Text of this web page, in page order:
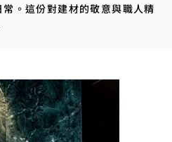
。這份對建材的敬意與職人精